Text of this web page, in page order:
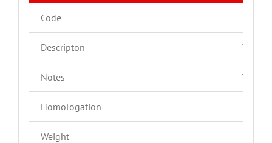
Code
Descripton
Notes
Homologation *
Weight * kg